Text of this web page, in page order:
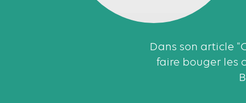
Dans son article
faire bouger les